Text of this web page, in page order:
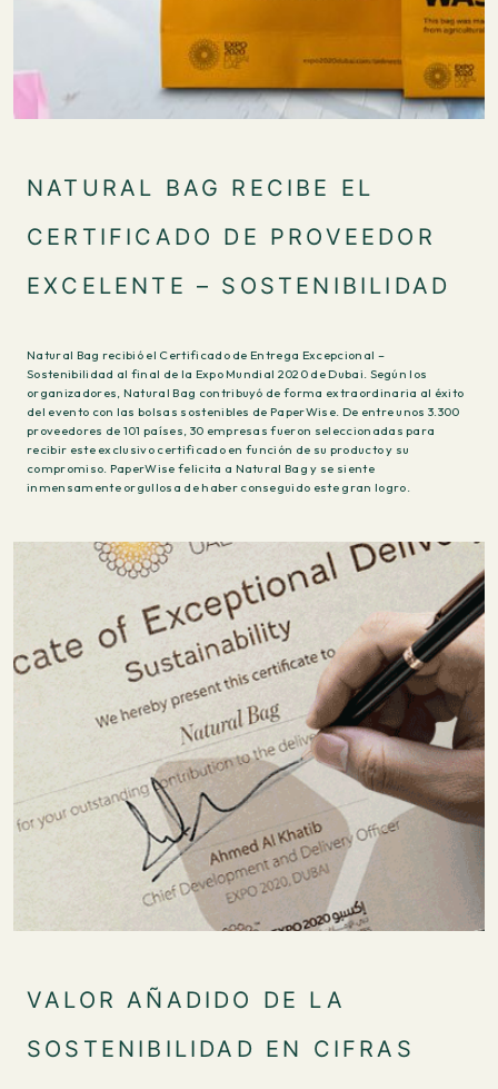
NATURAL BAG RECIBE EL
CERTIFICADO DE PROVEEDOR
EXCELENTE – SOSTENIBILIDAD
Natural Bag recibió el Certificado de Entrega Excepcional –
Sostenibilidad al final de la Expo Mundial 2020 de Dubai. Según los
organizadores, Natural Bag contribuyó de forma extraordinaria al éxito
del evento con las bolsas sostenibles de PaperWise. De entre unos 3.300
proveedores de 101 países, 30 empresas fueron seleccionadas para
recibir este exclusivo certificado en función de su producto y su
compromiso. PaperWise felicita a Natural Bag y se siente
inmensamente orgullosa de haber conseguido este gran logro.
VALOR AÑADIDO DE LA
SOSTENIBILIDAD EN CIFRAS